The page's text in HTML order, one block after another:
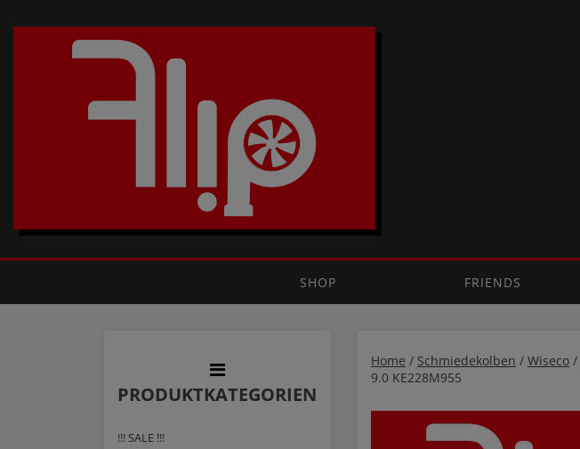
SHOP FRIENDS
PRODUKTKATEGORIEN
!!! SALE !!!
Home / Schmiedekolben / Wiseco /
9.0 KE228M955